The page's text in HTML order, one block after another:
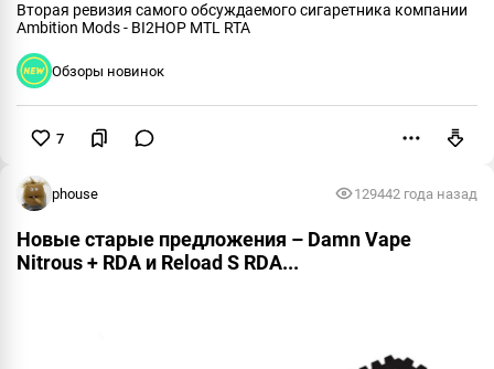
Вторая ревизия самого обсуждаемого сигаретника компании
Ambition Mods - BI2HOP MTL RTA
Обзоры новинок
7
phouse 129442 года назад
Новые старые предложения – Damn Vape
Nitrous + RDA и Reload S RDA...
Пожаловаться